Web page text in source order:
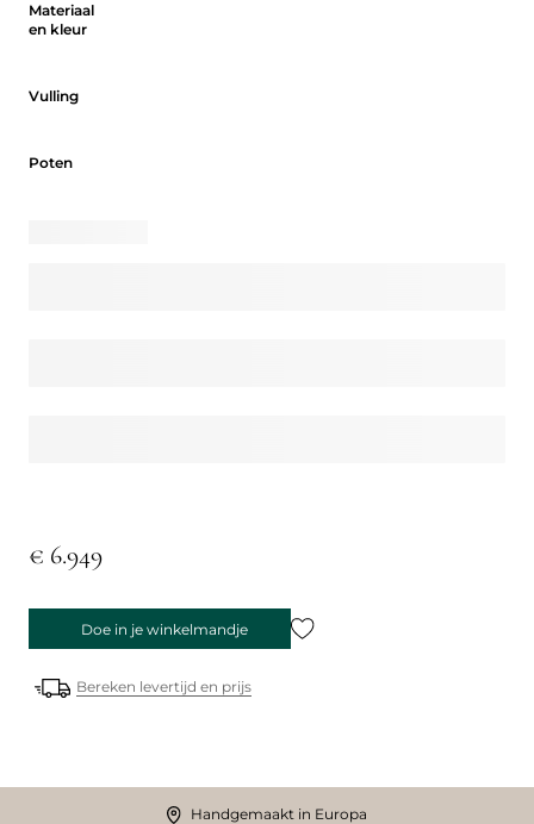
Materiaal
en kleur
Vulling
Poten
€ 6.949
Doe in je winkelmandje
Bereken levertijd en prijs
Handgemaakt in Europa